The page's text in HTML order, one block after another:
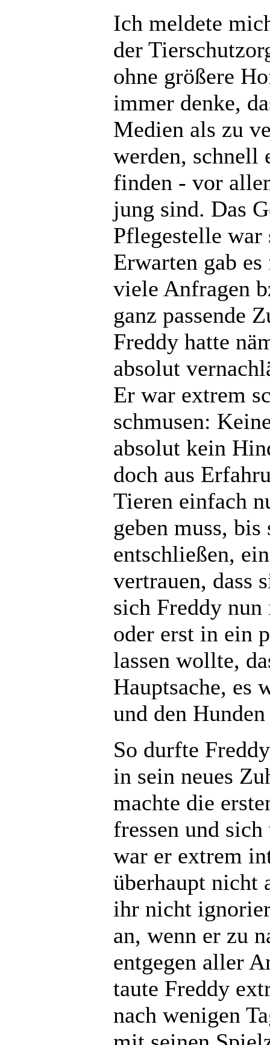
Ich meldete
der
ohne größere
immer denke,
Medien als zu
werden, schnell
finden - vor
jung sind. Das
Pflegestelle
Erwarten gab
viele Anfragen
ganz passende
Freddy hatte
absolut
Er war extrem
schmusen:
absolut kein
doch aus
Tieren einfach
geben muss,
entschließen,
vertrauen, dass
sich Freddy
oder erst in ein
lassen wollte,
Hauptsache, es
und den
So durfte
in sein neues
machte die
fressen und
war er extrem
überhaupt nicht
ihr nicht
an, wenn er zu
entgegen aller
taute Freddy
nach wenigen